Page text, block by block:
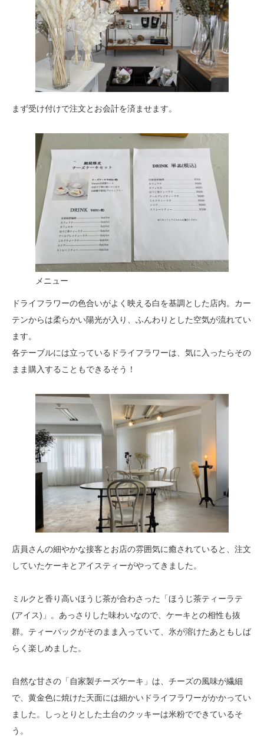
まず受け付けで注文とお会計を済ませます。
メニュー
ドライフラワーの色合いがよく映える白を基調とした店内。カー
テンからは柔らかい陽光が入り、ふんわりとした空気が流れてい
ます。
各テーブルには立っているドライフラワーは、気に入ったらその
まま購入することもできるそう！
店員さんの細やかな接客とお店の雰囲気に癒されていると、注文
していたケーキとアイスティーがやってきました。
ミルクと香り高いほうじ茶が合わさった「ほうじ茶ティーラテ
(アイス)」。あっさりした味わいなので、ケーキとの相性も抜
群。ティーパックがそのまま入っていて、氷が溶けたあともしば
らく楽しめました。
自然な甘さの「自家製チーズケーキ」は、チーズの風味が繊細
で、黄金色に焼けた天面には細かいドライフラワーがかかってい
ました。しっとりとした土台のクッキーは米粉でできているそ
う。